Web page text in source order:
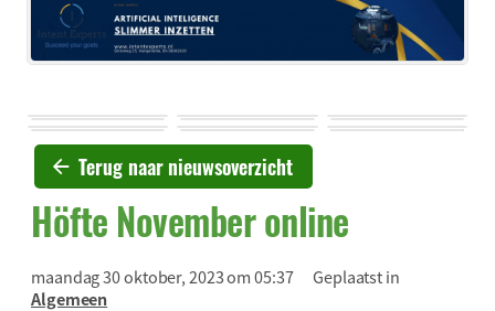
Terug naar nieuwsoverzicht
Höfte November online
maandag 30 oktober, 2023 om 05:37
Geplaatst in
Algemeen